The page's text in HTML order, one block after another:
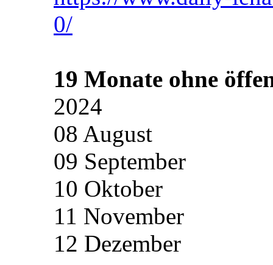
0/
19 Monate ohne
2024
08 August
09 September
10 Oktober
11 November
12 Dezember